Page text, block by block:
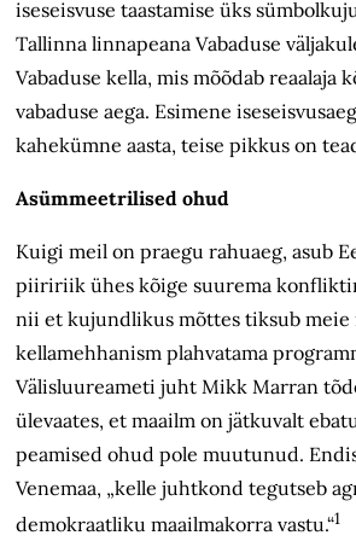
iseseisvuse taastamise üks
Tallinna linnapeana Vabaduse
Vabaduse kella, mis mõõdab reaalaja
vabaduse aega. Esimene
kahekümne aasta, teise pikkus on
Asümmeetrilised ohud
Kuigi meil on praegu rahuaeg, asub
piiririik ühes kõige suurema
nii et kujund­likus mõttes tiksub meie
kellamehhanism plahvatama
Välisluureameti juht Mikk Marran
ülevaates, et maailm on jätkuvalt
peamised ohud pole muutunud.
Venemaa, „kelle juhtkond tegutseb
demokraatliku maailmakorra vastu.“1